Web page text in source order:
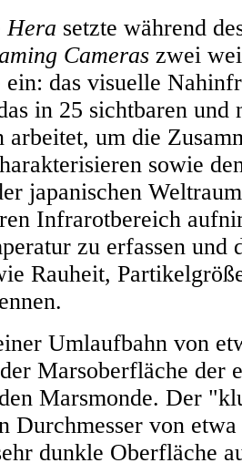
Hera setzte während
Cameras zwei
ein: das visuelle
in 25 sichtbaren und
arbeitet, um die
sowie
japanischen
Infrarotbereich
zu erfassen und
Rauheit,
Umlaufbahn von
Marsoberfläche der
Marsmonde. Der
Durchmesser von
dunkle Oberfläche